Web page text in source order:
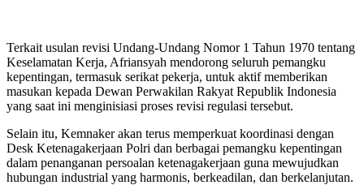
Terkait usulan revisi Undang-Undang Nomor 1 Tahun 1970 tentang
Keselamatan Kerja, Afriansyah mendorong seluruh pemangku
kepentingan, termasuk serikat pekerja, untuk aktif memberikan
masukan kepada Dewan Perwakilan Rakyat Republik Indonesia
yang saat ini menginisiasi proses revisi regulasi tersebut.
Selain itu, Kemnaker akan terus memperkuat koordinasi dengan
Desk Ketenagakerjaan Polri dan berbagai pemangku kepentingan
dalam penanganan persoalan ketenagakerjaan guna mewujudkan
hubungan industrial yang harmonis, berkeadilan, dan berkelanjutan.